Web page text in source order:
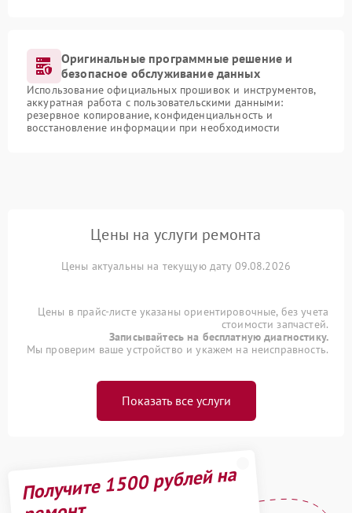
Оригинальные программные решение и
безопасное обслуживание данных
Использование официальных прошивок и инструментов,
аккуратная работа с пользовательскими данными:
резервное копирование, конфиденциальность и
восстановление информации при необходимости
Цены на услуги ремонта
Цены актуальны на текущую дату 09.08.2026
Цены в прайс-листе указаны ориентировочные, без учета
стоимости запчастей.
Записывайтесь на бесплатную диагностику.
Мы проверим ваше устройство и укажем на неисправность.
Показать все услуги
Получите 1500 рублей на